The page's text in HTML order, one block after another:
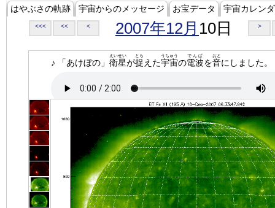
はやぶさの軌跡 宇宙からのメッセージ お宝データ 宇宙カレン
<<< << < 2007年12月 10日 >
♪ 「あけぼの」 衛星
えいせい
が捉
とら
えた宇宙
うちゅう
の電波
でんぱ
を音
おと
にしました。